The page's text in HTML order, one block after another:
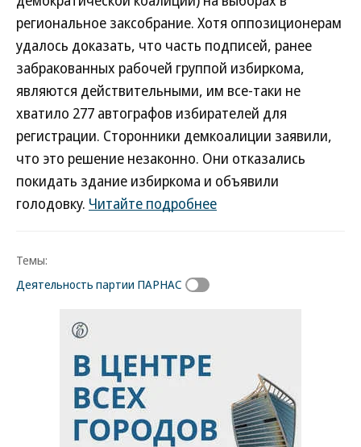
региональное заксобрание. Хотя оппозиционерам
удалось доказать, что часть подписей, ранее
забракованных рабочей группой избиркома,
являются действительными, им все-таки не
хватило 277 автографов избирателей для
регистрации. Сторонники демкоалиции заявили,
что это решение незаконно. Они отказались
покидать здание избиркома и объявили
голодовку. Читайте подробнее
Темы:
Деятельность партии ПАРНАС